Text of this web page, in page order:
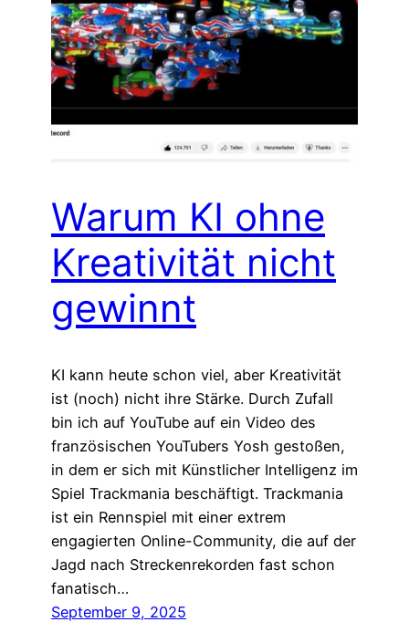
Warum KI ohne
Kreativität nicht
gewinnt
KI kann heute schon viel, aber Kreativität
ist (noch) nicht ihre Stärke. Durch Zufall
bin ich auf YouTube auf ein Video des
französischen YouTubers Yosh gestoßen,
in dem er sich mit Künstlicher Intelligenz im
Spiel Trackmania beschäftigt. Trackmania
ist ein Rennspiel mit einer extrem
engagierten Online-Community, die auf der
Jagd nach Streckenrekorden fast schon
fanatisch…
September 9, 2025